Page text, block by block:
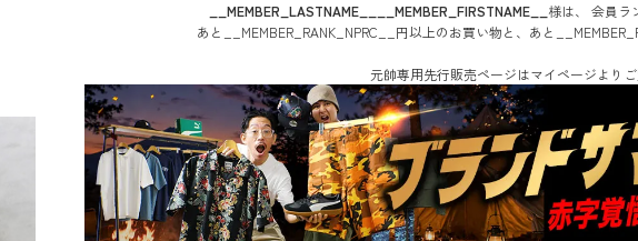
__MEMBER_LASTNAME__ __MEMBER_FIRSTNAME__ 様は、 会員ラ
あと
__MEMBER_RANK_NPRC__ 円以上のお買い物と、あと
元帥専用先行販売ページはマイページよりご